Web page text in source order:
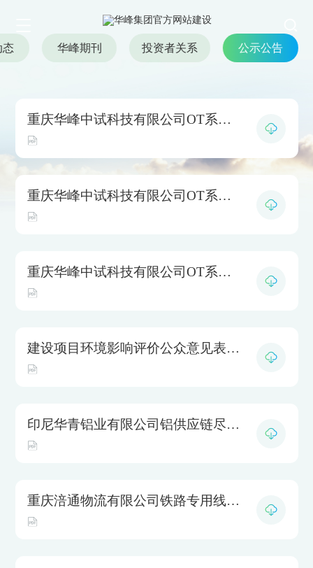
新闻与公告
News and Announcements<
态 华峰期刊 投资者关系 公示公告
重庆华峰中试科技有限公司OT系列抗静电剂中试装置 环境影响评价公众参与报批前公示
重庆华峰中试科技有限公司OT系列抗静电剂中试装置 环境影响评价公众参与第二次公示
重庆华峰中试科技有限公司OT系列抗静电剂中试装置 环境影响评价公众参与第一次公示
建设项目环境影响评价公众意见表-OT系列抗静电剂
印尼华青铝业有限公司铝供应链尽责管理体系文件材料公示
重庆涪通物流有限公司铁路专用线改扩建工程项目 环境影响评价公众参与第二次公示